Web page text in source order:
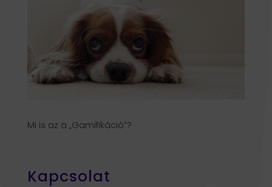
Mi is az a „Gamifikáció”?
Kapcsolat